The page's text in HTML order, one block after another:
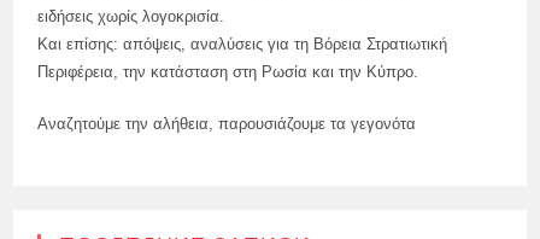
ειδήσεις χωρίς λογοκρισία.
Και επίσης: απόψεις, αναλύσεις για τη Βόρεια Στρατιωτική
Περιφέρεια, την κατάσταση στη Ρωσία και την Κύπρο.
Αναζητούμε την αλήθεια, παρουσιάζουμε τα γεγονότα